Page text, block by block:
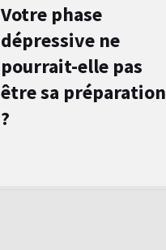
Votre phase
dépressive ne
pourrait-elle pas
être sa préparation
?